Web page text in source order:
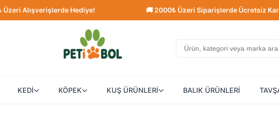
Hediye! 🚚 2000₺ Üzeri Siparişlerde Ücretsiz Kargo!
KEDİ KÖPEK KUŞ ÜRÜNLERİ BALIK ÜRÜNLERİ